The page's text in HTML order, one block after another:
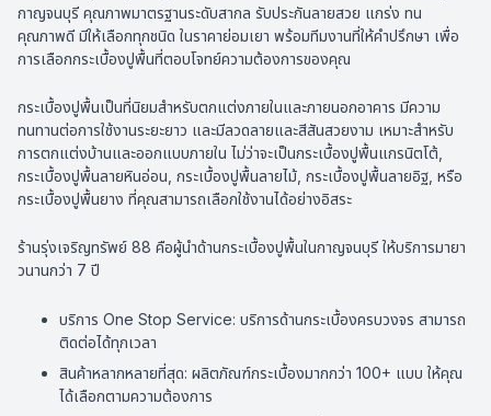
กาญจนบุรี คุณภาพมาตรฐานระดับสากล รับประกันลายสวย แกร่ง ทน
คุณภาพดี มีให้เลือกทุกชนิด ในราคาย่อมเยา พร้อมทีมงานที่ให้คำปรึกษา เพื่อ
การเลือกกระเบื้องปูพื้นที่ตอบโจทย์ความต้องการของคุณ
กระเบื้องปูพื้นเป็นที่นิยมสำหรับตกแต่งภายในและภายนอกอาคาร มีความ
ทนทานต่อการใช้งานระยะยาว และมีลวดลายและสีสันสวยงาม เหมาะสำหรับ
การตกแต่งบ้านและออกแบบภายใน ไม่ว่าจะเป็นกระเบื้องปูพื้นแกรนิตโต้,
กระเบื้องปูพื้นลายหินอ่อน, กระเบื้องปูพื้นลายไม้, กระเบื้องปูพื้นลายอิฐ, หรือ
กระเบื้องปูพื้นยาง ที่คุณสามารถเลือกใช้งานได้อย่างอิสระ
ร้านรุ่งเจริญทรัพย์ 88 คือผู้นำด้านกระเบื้องปูพื้นในกาญจนบุรี ให้บริการมายา
วนานกว่า 7 ปี
บริการ One Stop Service: บริการด้านกระเบื้องครบวงจร สามารถ
ติดต่อได้ทุกเวลา
สินค้าหลากหลายที่สุด: ผลิตภัณฑ์กระเบื้องมากกว่า 100+ แบบ ให้คุณ
ได้เลือกตามความต้องการ